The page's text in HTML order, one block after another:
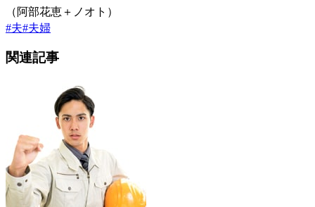
（阿部花恵＋ノオト）
#夫#夫婦
関連記事